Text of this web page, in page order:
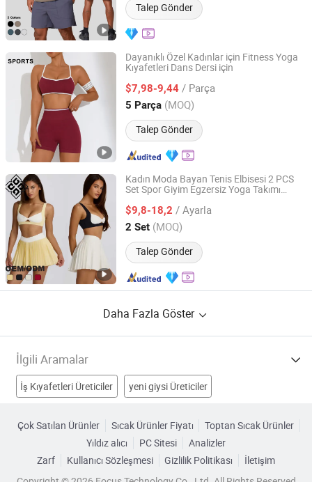
Talep Gönder
Dayanıklı Özel Kadınlar için Fitness Yoga
Kıyafetleri Dans Dersi için
$7,98-9,44 / Parça
5 Parça (MOQ)
Talep Gönder
Lu'an Tianer Garment Co., Ltd.
Anhui, China Fiyat 2026
Kadın Moda Bayan Tenis Elbisesi 2 PCS
Set Spor Giyim Egzersiz Yoga Takımı
$9,8-18,2 / Ayarla
2 Set (MOQ)
Talep Gönder
Xiamen Junmao Technology Co., LTD
Fujian, China Fiyat 2022
Daha Fazla Göster
İlgili Aramalar
İş Kıyafetleri Üreticiler yeni giysi Üreticiler
Kadınlar Giyer Fabrikalar medikal giysi Fabrikalar
Çok Satılan Ürünler Sıcak Ürünler Fiyatı
Toptan Sıcak Ürünler
Yıldız alıcı
PC Sitesi
Analizler
Zarf
Kullanıcı Sözleşmesi Gizlilik Politikası
İletişim